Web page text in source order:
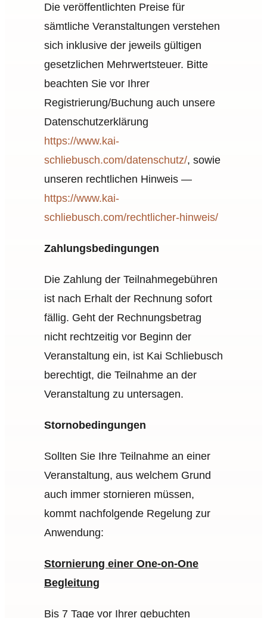
Die veröffentlichten Preise für
sämtliche Veranstaltungen verstehen
sich inklusive der jeweils gültigen
gesetzlichen Mehrwertsteuer. Bitte
beachten Sie vor Ihrer
Registrierung/Buchung auch unsere
Datenschutzerklärung
https://www.kai-
schliebusch.com/datenschutz/, sowie
unseren rechtlichen Hinweis —
https://www.kai-
schliebusch.com/rechtlicher-hinweis/
Zahlungsbedingungen
Die Zahlung der Teilnahmegebühren
ist nach Erhalt der Rechnung sofort
fällig. Geht der Rechnungsbetrag
nicht rechtzeitig vor Beginn der
Veranstaltung ein, ist Kai Schliebusch
berechtigt, die Teilnahme an der
Veranstaltung zu untersagen.
Stornobedingungen
Sollten Sie Ihre Teilnahme an einer
Veranstaltung, aus welchem Grund
auch immer stornieren müssen,
kommt nachfolgende Regelung zur
Anwendung:
Stornierung einer One-on-One
Begleitung
Bis 7 Tage vor Ihrer gebuchten